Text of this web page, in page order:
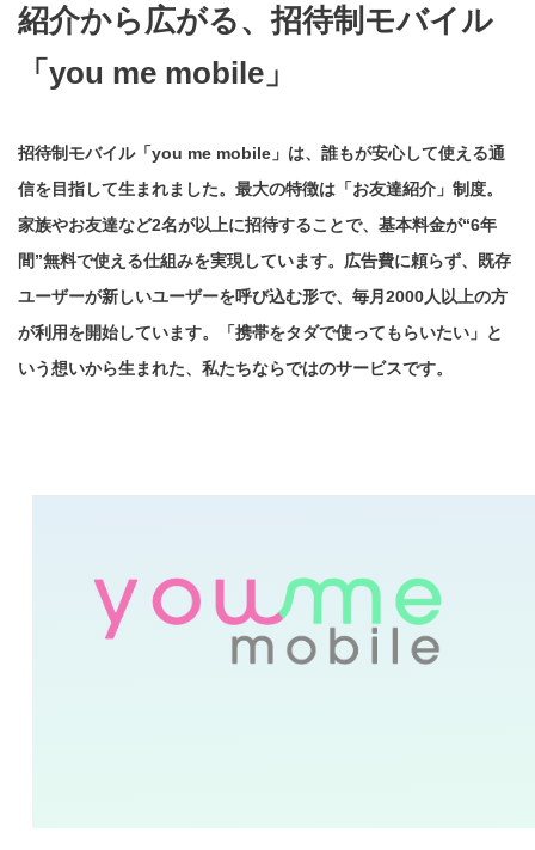
紹介から広がる、招待制モバイル
「you me mobile」
招待制モバイル「you me mobile」は、誰もが安心して使える通
信を目指して生まれました。最大の特徴は「お友達紹介」制度。
家族やお友達など2名が以上に招待することで、基本料金が“6年
間”無料で使える仕組みを実現しています。広告費に頼らず、既存
ユーザーが新しいユーザーを呼び込む形で、毎月2000人以上の方
が利用を開始しています。「携帯をタダで使ってもらいたい」と
いう想いから生まれた、私たちならではのサービスです。